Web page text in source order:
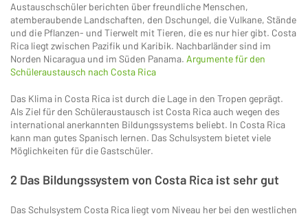
Austauschschüler berichten über freundliche Menschen,
atemberaubende Landschaften, den Dschungel, die Vulkane, Stände
und die Pflanzen- und Tierwelt mit Tieren, die es nur hier gibt. Costa
Rica liegt zwischen Pazifik und Karibik. Nachbarländer sind im
Norden Nicaragua und im Süden Panama. Argumente für den
Schüleraustausch nach Costa Rica
Das Klima in Costa Rica ist durch die Lage in den Tropen geprägt.
Als Ziel für den Schüleraustausch ist Costa Rica auch wegen des
international anerkannten Bildungssystems beliebt. In Costa Rica
kann man gutes Spanisch lernen. Das Schulsystem bietet viele
Möglichkeiten für die Gastschüler.
2 Das Bildungssystem von Costa Rica ist sehr gut
Das Schulsystem Costa Rica liegt vom Niveau her bei den westlichen